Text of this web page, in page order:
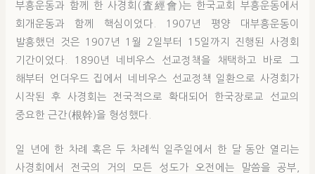
부흥운동과 함께 한 사경회(査經會)는 한국교회 부흥운동에서
회개운동과 함께 핵심이었다. 1907년 평양 대부흥운동이
발흥했던 것은 1907년 1월 2일부터 15일까지 진행된 사경회
기간이었다. 1890년 네비우스 선교정책을 채택하고 바로 그
해부터 언더우드 집에서 네비우스 선교정책 일환으로 사경회가
시작된 후 사경회는 전국적으로 확대되어 한국장로교 선교의
중요한 근간(根幹)을 형성했다.
일 년에 한 차례 혹은 두 차례씩 일주일에서 한 달 동안 열리는
사경회에서 전국의 거의 모든 성도가 오전에는 말씀을 공부,